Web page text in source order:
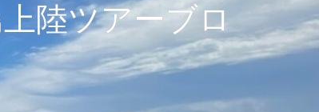
陸ツアーブロ